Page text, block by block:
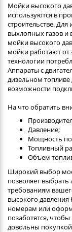
Мойки высокого
используются в
строительстве.
выхлопных газов и
мойки высокого
мойки работают от
технологии
Аппараты с
дизельном топливе
возможности
На что обратить
Давление;
Мощность
Топливный
Объем
Широкий выбор
позволяет
требованиям
высокого
номерам или
позаботятся,
довольны